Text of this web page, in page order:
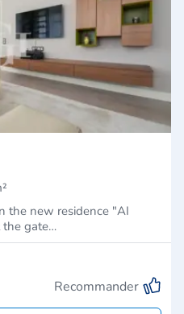
the new residence "AI
the gate…
Recommander